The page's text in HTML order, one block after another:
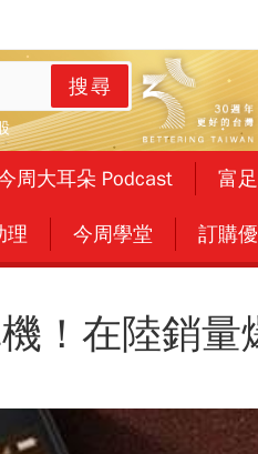
搜尋
周大耳朵 Podcast 富
理 今周學堂 訂購
！在陸銷